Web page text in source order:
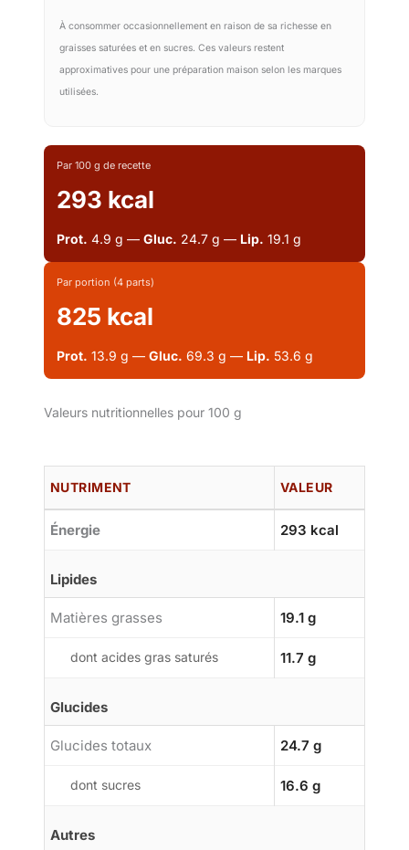
À consommer occasionnellement en raison de sa richesse en
graisses saturées et en sucres. Ces valeurs restent
approximatives pour une préparation maison selon les marques
utilisées.
Par 100 g de recette
293 kcal
Prot. 4.9 g — Gluc. 24.7 g — Lip. 19.1 g
Par portion (4 parts)
825 kcal
Prot. 13.9 g — Gluc. 69.3 g — Lip. 53.6 g
Valeurs nutritionnelles pour 100 g
NUTRIMENT VALEUR
Énergie 293 kcal
Lipides
Matières grasses 19.1 g
dont acides gras saturés 11.7 g
Glucides
Glucides totaux 24.7 g
dont sucres 16.6 g
Autres